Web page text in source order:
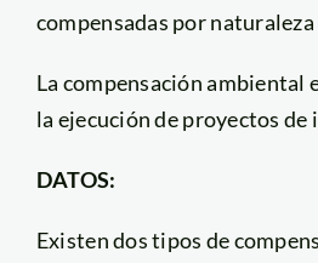
compensadas por
La compensación ambiental
la ejecución de proyectos
DATOS:
Existen dos tipos de